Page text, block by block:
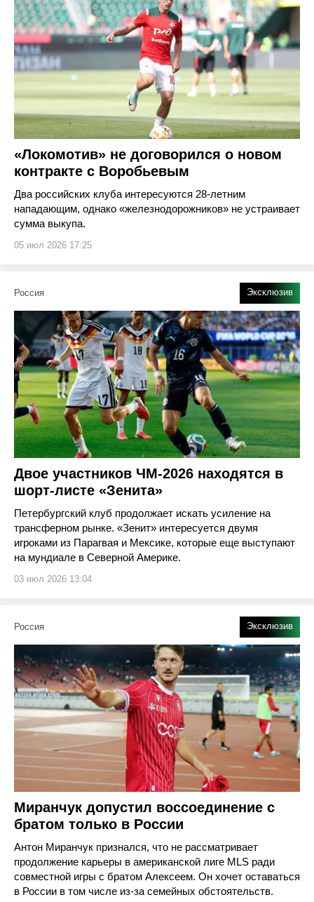
«Локомотив» не договорился о новом
контракте с Воробьевым
Два российских клуба интересуются 28-летним
нападающим, однако «железнодорожников» не устраивает
сумма выкупа.
05 июл 2026 17:25
Россия Эксклюзив
Двое участников ЧМ-2026 находятся в
шорт-листе «Зенита»
Петербургский клуб продолжает искать усиление на
трансферном рынке. «Зенит» интересуется двумя
игроками из Парагвая и Мексике, которые еще выступают
на мундиале в Северной Америке.
03 июл 2026 13:04
Россия Эксклюзив
Миранчук допустил воссоединение с
братом только в России
Антон Миранчук признался, что не рассматривает
продолжение карьеры в американской лиге MLS ради
совместной игры с братом Алексеем. Он хочет оставаться
в России в том числе из-за семейных обстоятельств.